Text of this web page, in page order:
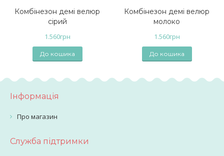
Комбінезон демі велюр
сірий
1.560грн
До кошика
Комбінезон демі велюр
молоко
1.560грн
До кошика
Інформація
Про магазин
Служба підтримки